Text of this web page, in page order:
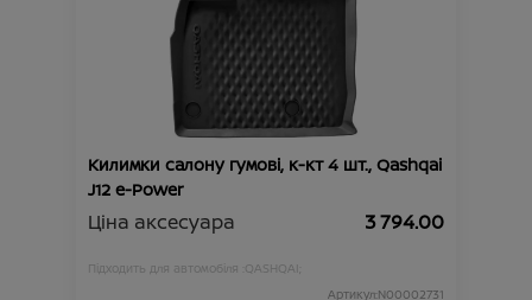
Килимки салону гумові, к-кт 4 шт., Qashqai
J12 e-Power
Ціна аксесуара 3 794.00
Підходить для автомобіля : QASHQAI;
Артикул:N00002731